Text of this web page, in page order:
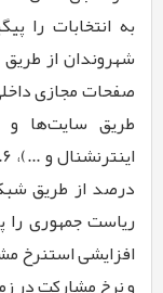
طریق سایت‌ها و
درصد از طریق
ریاست جمهوری را
افزایشی استنرخ